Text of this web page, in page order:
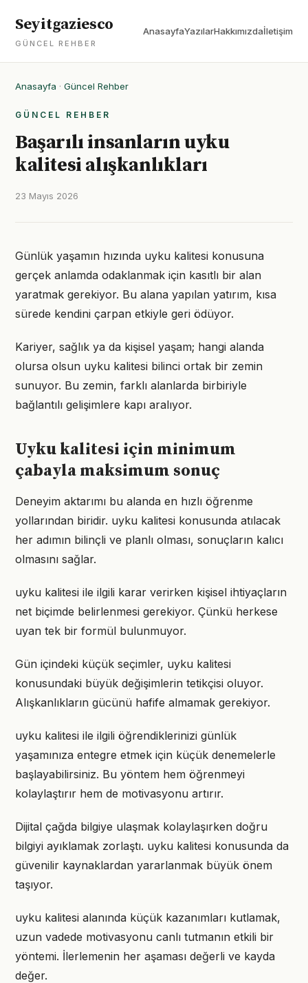
Seyitgaziesco
GÜNCEL REHBER
AnasayfaYazılarHakkımızdaİletişim
Anasayfa · Güncel Rehber
GÜNCEL REHBER
Başarılı insanların uyku
kalitesi alışkanlıkları
23 Mayıs 2026
Günlük yaşamın hızında uyku kalitesi konusuna
gerçek anlamda odaklanmak için kasıtlı bir alan
yaratmak gerekiyor. Bu alana yapılan yatırım, kısa
sürede kendini çarpan etkiyle geri ödüyor.
Kariyer, sağlık ya da kişisel yaşam; hangi alanda
olursa olsun uyku kalitesi bilinci ortak bir zemin
sunuyor. Bu zemin, farklı alanlarda birbiriyle
bağlantılı gelişimlere kapı aralıyor.
Uyku kalitesi için minimum
çabayla maksimum sonuç
Deneyim aktarımı bu alanda en hızlı öğrenme
yollarından biridir. uyku kalitesi konusunda atılacak
her adımın bilinçli ve planlı olması, sonuçların kalıcı
olmasını sağlar.
uyku kalitesi ile ilgili karar verirken kişisel ihtiyaçların
net biçimde belirlenmesi gerekiyor. Çünkü herkese
uyan tek bir formül bulunmuyor.
Gün içindeki küçük seçimler, uyku kalitesi
konusundaki büyük değişimlerin tetikçisi oluyor.
Alışkanlıkların gücünü hafife almamak gerekiyor.
uyku kalitesi ile ilgili öğrendiklerinizi günlük
yaşamınıza entegre etmek için küçük denemelerle
başlayabilirsiniz. Bu yöntem hem öğrenmeyi
kolaylaştırır hem de motivasyonu artırır.
Dijital çağda bilgiye ulaşmak kolaylaşırken doğru
bilgiyi ayıklamak zorlaştı. uyku kalitesi konusunda da
güvenilir kaynaklardan yararlanmak büyük önem
taşıyor.
uyku kalitesi alanında küçük kazanımları kutlamak,
uzun vadede motivasyonu canlı tutmanın etkili bir
yöntemi. İlerlemenin her aşaması değerli ve kayda
değer.